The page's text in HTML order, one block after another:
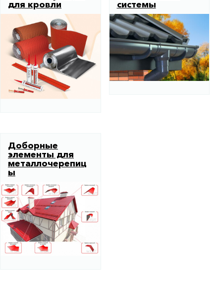
для кровли
системы
Доборные
элементы для
металлочерепиц
ы